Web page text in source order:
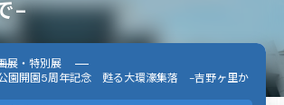
-
展・特別展
園開園5周年記念 甦る大環濠集落 -吉野ヶ里か